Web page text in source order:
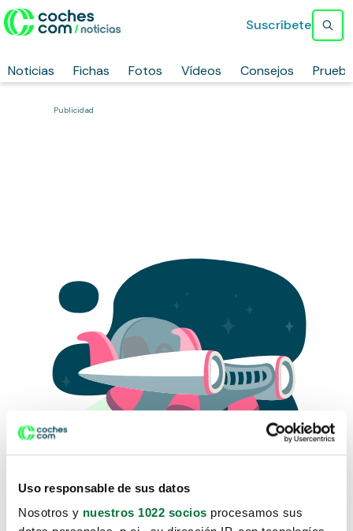
Uso responsable de sus datos
Nosotros y nuestros 1022 socios procesamos sus
Noticias Fichas Fotos Vídeos Consejos
Suscríbete
Publicidad